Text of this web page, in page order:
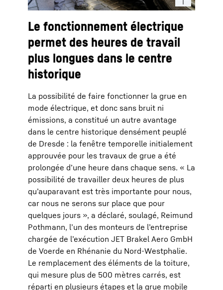
Le fonctionnement électrique
permet des heures de travail
plus longues dans le centre
historique
La possibilité de faire fonctionner la grue en
mode électrique, et donc sans bruit ni
émissions, a constitué un autre avantage
dans le centre historique densément peuplé
de Dresde : la fenêtre temporelle initialement
approuvée pour les travaux de grue a été
prolongée d’une heure dans chaque sens. « La
possibilité de travailler deux heures de plus
qu’auparavant est très importante pour nous,
car nous ne serons sur place que pour
quelques jours », a déclaré, soulagé, Reimund
Pothmann, l’un des monteurs de l’entreprise
chargée de l’exécution JET Brakel Aero GmbH
de Voerde en Rhénanie du Nord-Westphalie.
Le remplacement des éléments de la toiture,
qui mesure plus de 500 mètres carrés, est
réparti en plusieurs étapes et la grue mobile